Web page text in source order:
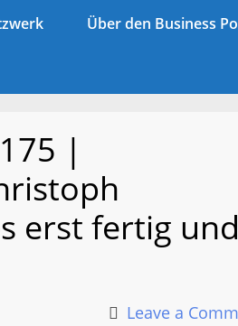
Über den Business
|
erst fertig und
Leave a